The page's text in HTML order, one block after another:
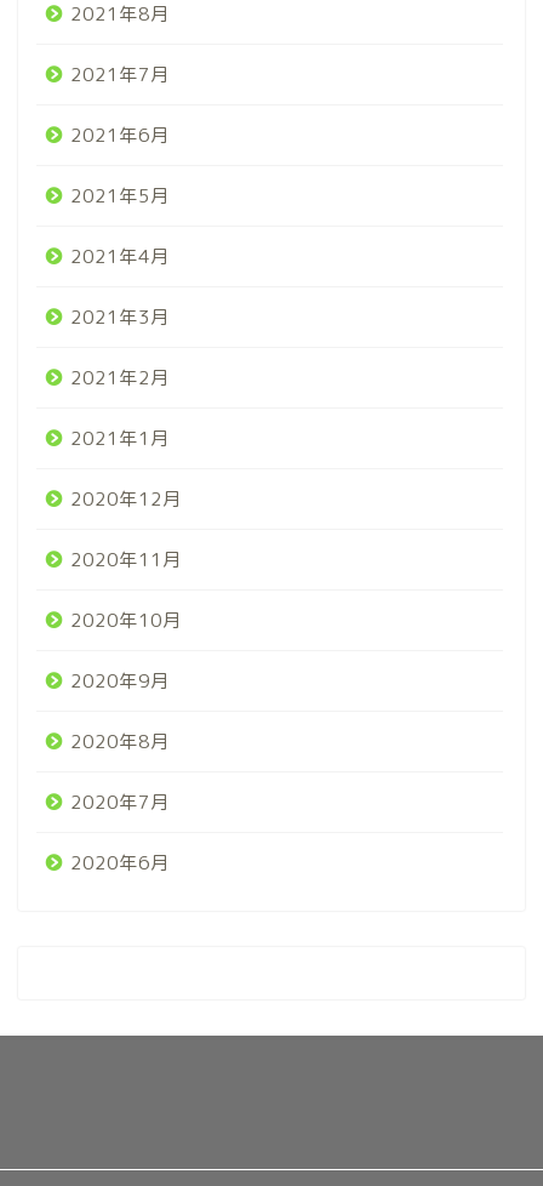
2021年8月
2021年7月
2021年6月
2021年5月
2021年4月
2021年3月
2021年2月
2021年1月
2020年12月
2020年11月
2020年10月
2020年9月
2020年8月
2020年7月
2020年6月